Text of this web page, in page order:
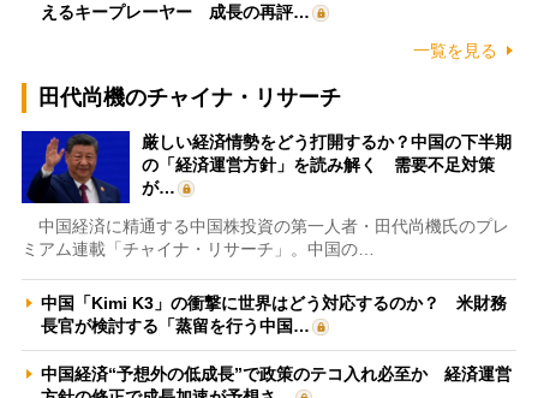
えるキープレーヤー 成長の再評…
一覧を見る
田代尚機のチャイナ・リサーチ
厳しい経済情勢をどう打開するか？中国の下半期
の「経済運営方針」を読み解く 需要不足対策
が…
中国経済に精通する中国株投資の第一人者・田代尚機氏のプレ
ミアム連載「チャイナ・リサーチ」。中国の…
中国「Kimi K3」の衝撃に世界はどう対応するのか？ 米財務
長官が検討する「蒸留を行う中国…
中国経済“予想外の低成長”で政策のテコ入れ必至か 経済運営